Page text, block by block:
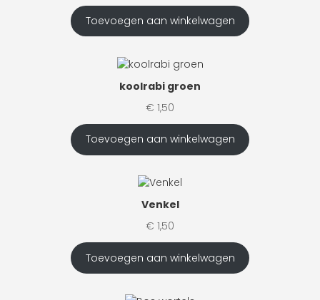
Toevoegen aan winkelwagen
koolrabi groen
€ 1,50
Toevoegen aan winkelwagen
Venkel
€ 1,50
Toevoegen aan winkelwagen